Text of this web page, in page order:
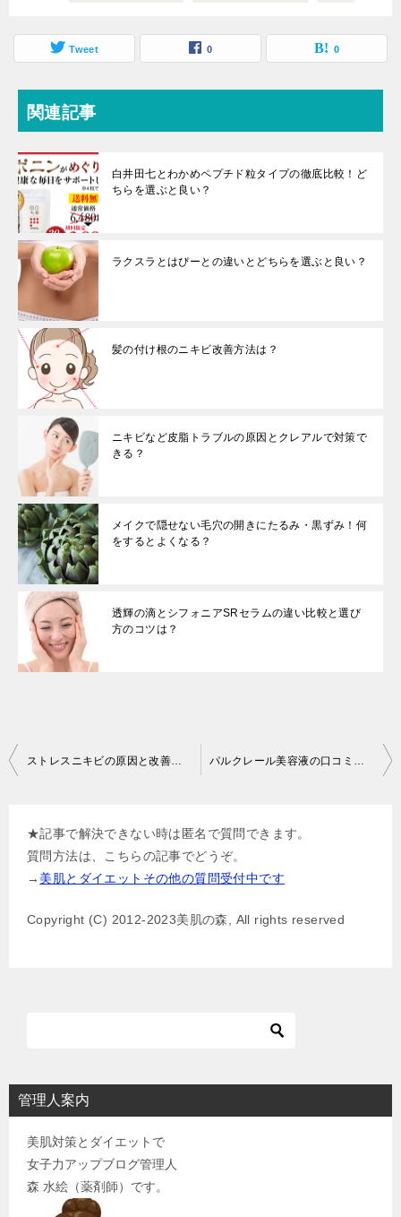
Tweet 0 0
関連記事
白井田七とわかめペプチド粒タイプの徹底比較！ど
ちらを選ぶと良い？
ラクスラとはぴーとの違いとどちらを選ぶと良い？
髪の付け根のニキビ改善方法は？
ニキビなど皮脂トラブルの原因とクレアルで対策で
きる？
メイクで隠せない毛穴の開きにたるみ・黒ずみ！何
をするとよくなる？
透輝の滴とシフォニアSRセラムの違い比較と選び
方のコツは？
投
ストレスニキビの原因と改善のコツ パルクレール美容液の口コミ体験とニキビ跡改善効果の理由
★記事で解決できない時は匿名で質問できます。
質問方法は、こちらの記事でどうぞ。
→ 美肌とダイエットその他の質問受付中です
Copyright (C) 2012-2023美肌の森, All rights reserved
管理人案内
美肌対策とダイエットで
女子力アップブログ管理人
森 水絵（薬剤師）です。